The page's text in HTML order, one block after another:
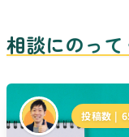
相談にのっ
投稿数 |